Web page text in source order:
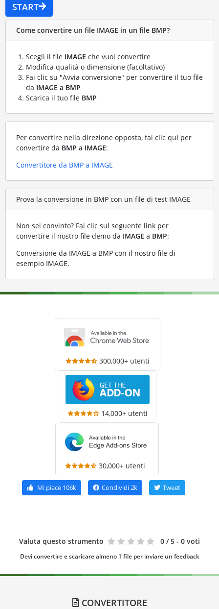
START
Come convertire un file IMAGE in un file BMP?
Scegli il file IMAGE che vuoi convertire
Modifica qualità o dimensione (facoltativo)
Fai clic su "Avvia conversione" per convertire il tuo file
da IMAGE a BMP
Scarica il tuo file BMP
Per convertire nella direzione opposta, fai clic qui per
convertire da BMP a IMAGE:
Convertitore da BMP a IMAGE
Prova la conversione in BMP con un file di test IMAGE
Non sei convinto? Fai clic sul seguente link per
convertire il nostro file demo da IMAGE a BMP:
Conversione da IMAGE a BMP con il nostro file di
esempio IMAGE.
300,000+ utenti
14,000+ utenti
30,000+ utenti
Mi piace 106k Condividi2k Tweet
Valuta questo strumento 0 / 5 - 0 voti
Devi convertire e scaricare almeno 1 file per inviare un feedback
CONVERTITORE